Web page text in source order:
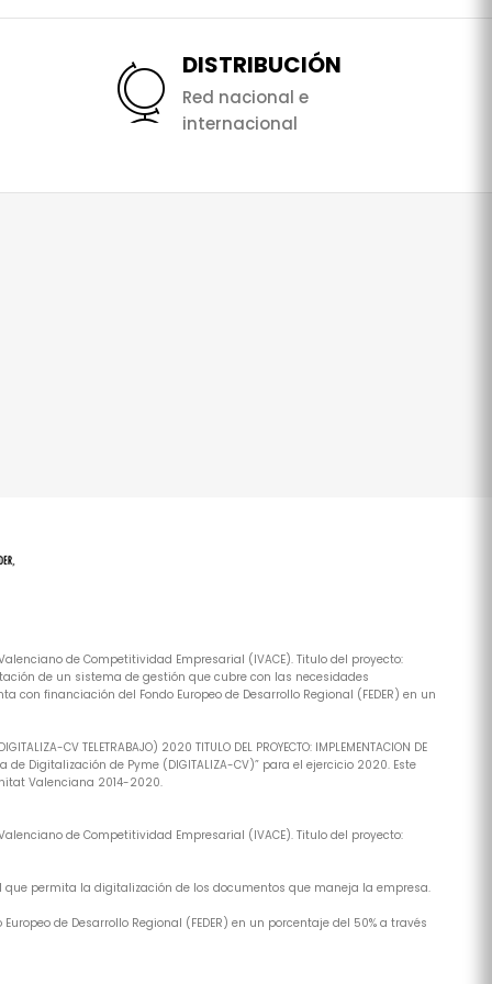
DISTRIBUCIÓN
Red nacional e
internacional
de Competitividad Empresarial (IVACE). Titulo del proyecto:
de un sistema de gestión que cubre con las necesidades
financiación del Fondo Europeo de Desarrollo Regional (FEDER) en un
CV TELETRABAJO) 2020 TITULO DEL PROYECTO: IMPLEMENTACION DE
de Digitalización de Pyme (DIGITALIZA-CV)” para el ejercicio 2020. Este
Valenciana 2014-2020.
de Competitividad Empresarial (IVACE). Titulo del proyecto:
permita la digitalización de los documentos que maneja la empresa.
de Desarrollo Regional (FEDER) en un porcentaje del 50% a través